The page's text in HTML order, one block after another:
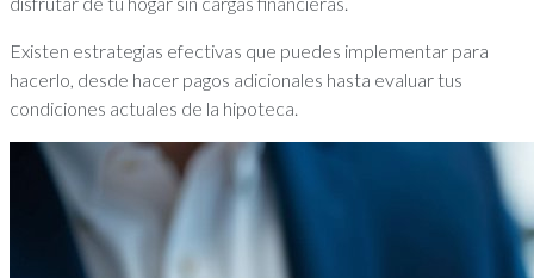
Existen estrategias efectivas que puedes implementar para
hacerlo, desde hacer pagos adicionales hasta evaluar tus
condiciones actuales de la hipoteca.